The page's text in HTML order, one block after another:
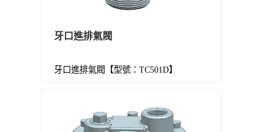
牙口進排氣閥
牙口進排氣閥【型號：TC501D】